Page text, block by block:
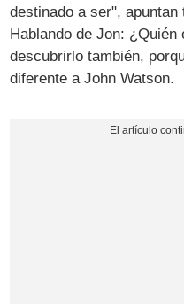
destinado a ser",
Hablando de Jon: ¿Quién
descubrirlo también,
diferente a John Watson.